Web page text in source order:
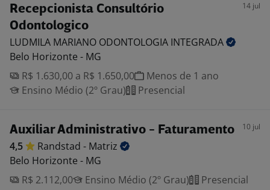
Recepcionista Consultório
Odontologico
14 jul
LUDMILA MARIANO ODONTOLOGIA INTEGRADA
Belo Horizonte - MG
R$ 1.630,00 a R$ 1.650,00
Menos de 1 ano
Ensino Médio (2º Grau)
Presencial
Auxiliar Administrativo - Faturamento 10 jul
4,5 Randstad - Matriz
Belo Horizonte - MG
R$ 2.112,00
Ensino Médio (2º Grau) Presencial